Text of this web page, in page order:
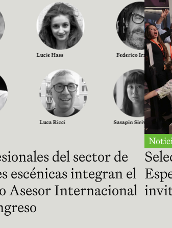
del sector de
escénicas integran el
Asesor Internacional